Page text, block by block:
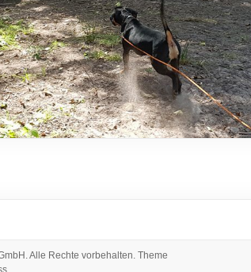
. Alle Rechte vorbehalten. Theme